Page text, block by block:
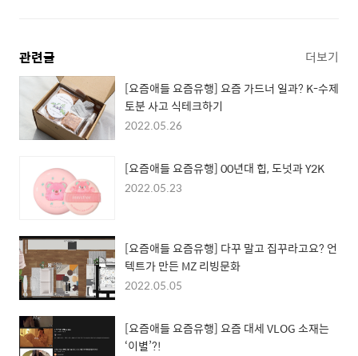
관련글 더보기
[요즘애들 요즘유행] 요즘 가드너 일과? K-수제
토분 사고 식테크하기
2022.05.26
[요즘애들 요즘유행] 00년대 힙, 도넛과 Y2K
2022.05.23
[요즘애들 요즘유행] 다꾸 말고 집꾸라고요? 언
텍트가 만든 MZ 리빙문화
2022.05.05
[요즘애들 요즘유행] 요즘 대세 VLOG 소재는
‘이별’?!